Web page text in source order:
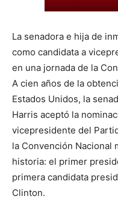
La senadora e hija de
como candidata a
en una jornada de la
A cien años de la
Estados Unidos, la
Harris aceptó la
vicepresidente del
la Convención Nacional
historia: el primer
primera candidata
Clinton.